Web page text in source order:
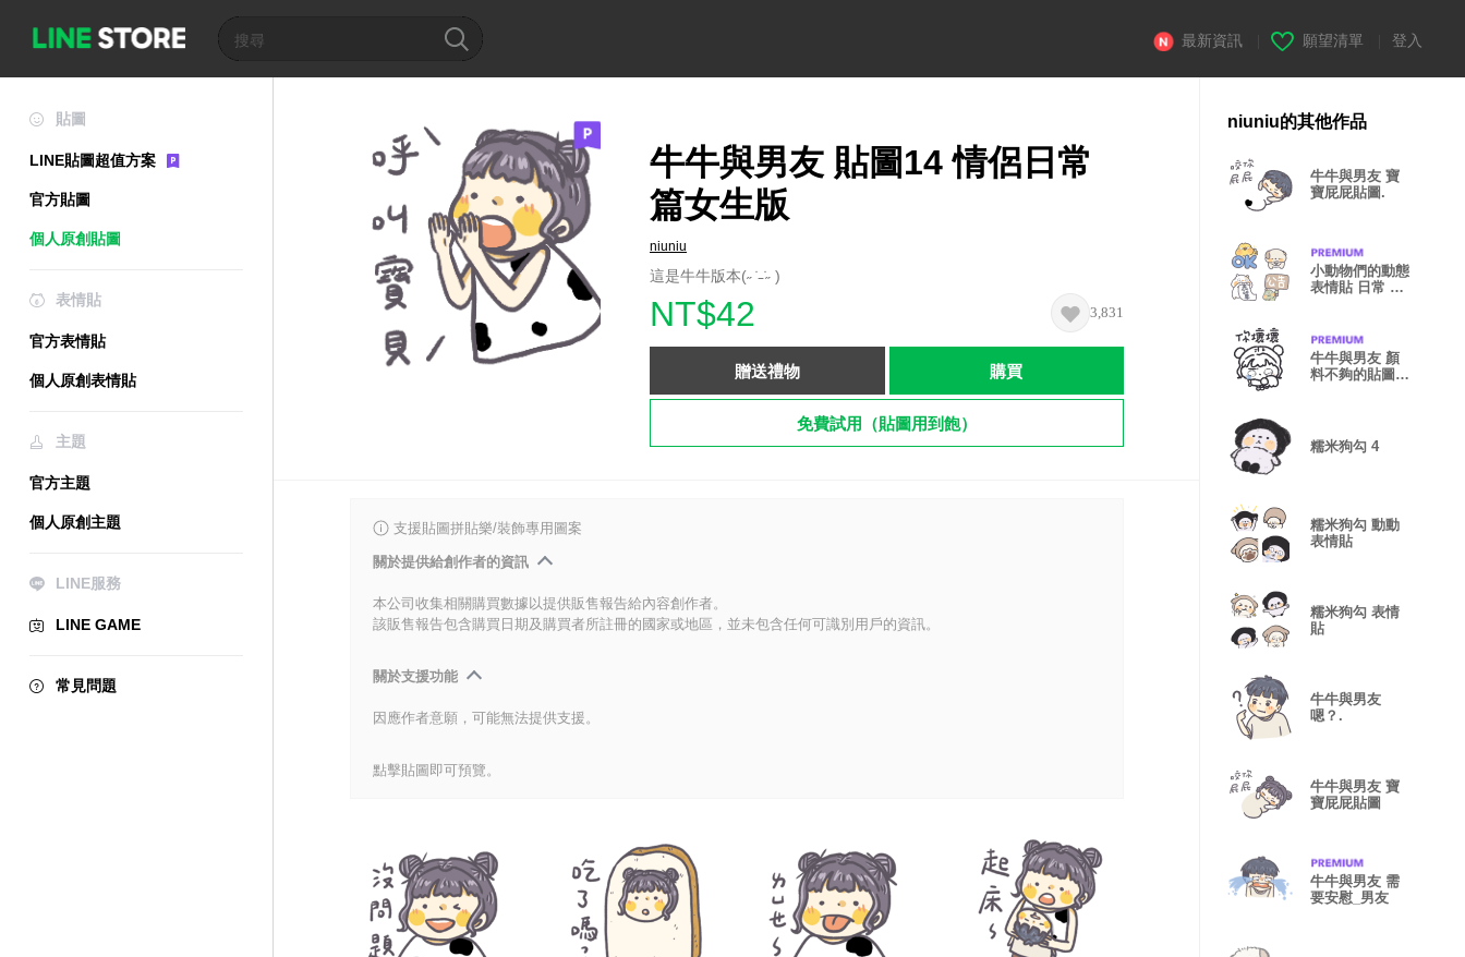
最新資訊 願望清單 登入
貼圖
LINE貼圖超值方案
官方貼圖
個人原創貼圖
表情貼
官方表情貼
個人原創表情貼
主題
官方主題
個人原創主題
LINE服務
LINE GAME
常見問題
牛牛與男友 貼圖14 情侶日常
篇女生版
niuniu
這是牛牛版本(˶ ̇ ̵ ̇˶ )
NT$42 3,831
贈送禮物 購買
免費試用（貼圖用到飽）
支援貼圖拼貼樂/裝飾專用圖案
關於提供給創作者的資訊
本公司收集相關購買數據以提供販售報告給內容創作者。
該販售報告包含購買日期及購買者所註冊的國家或地區，並未包含任何可識別用戶的資訊。
關於支援功能
因應作者意願，可能無法提供支援。
點擊貼圖即可預覽。
niuniu的其他作品
牛牛與男友 寶
寶屁屁貼圖.
小動物們的動態
表情貼 日常 工
牛牛與男友 顏
料不夠的貼圖
糯米狗勾 4
糯米狗勾 動動
表情貼
糯米狗勾 表情
貼
牛牛與男友
嗯？.
牛牛與男友 寶
寶屁屁貼圖
牛牛與男友 需
要安慰_男友